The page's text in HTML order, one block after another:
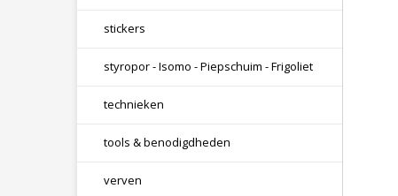
stickers
styropor - Isomo - Piepschuim - Frigoliet
technieken
tools & benodigdheden
verven